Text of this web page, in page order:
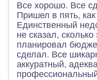
Все хорошо. Все
Пришел в пять,
Единственный
не сказал, сколько
планировал
сделал. Все
аккуратный,